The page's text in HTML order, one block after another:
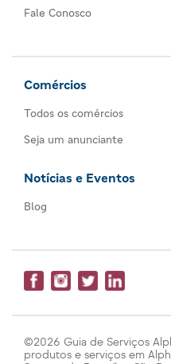
Fale Conosco
Comércios
Todos os comércios
Seja um anunciante
Notícias e Eventos
Blog
©2026 Guia de Serviços
produtos e serviços em